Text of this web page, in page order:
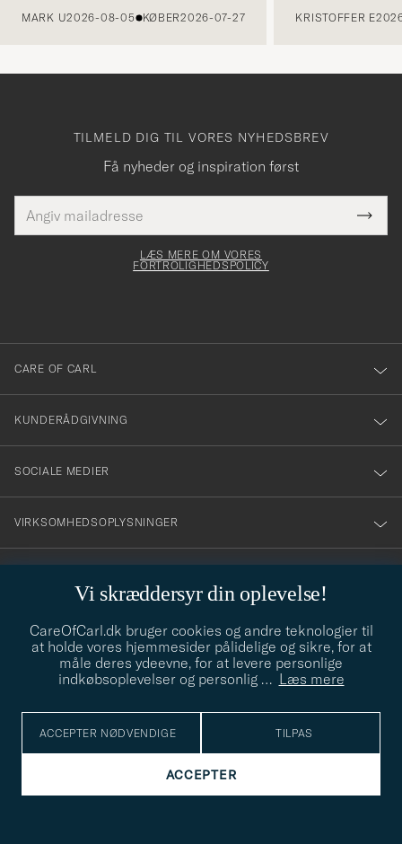
MARK U2026-08-05 KØBER2026-07-27 KRISTOFFER E
Vi skræddersyr din oplevelse!
CareOfCarl.dk bruger cookies og andre teknologier til
at holde vores hjemmesider pålidelige og sikre, for at
måle deres ydeevne, for at levere personlige
indkøbsoplevelser og personlig … Læs mere
ACCEPTER NØDVENDIGE TILPAS
ACCEPTER
TILMELD DIG TIL VORES NYHEDSBREV
Få nyheder og inspiration først
mailadresse
skal
Tack
för
dig
till
vårt
nyhetsbrev!
LÆS MERE OM VORES
FORTROLIGHEDSPOLICY
CARE OF CARL
KUNDERÅDGIVNING
SOCIALE MEDIER
VIRKSOMHEDSOPLYSNINGER
info@careofcarl.dk
Behøver du hjælp til at finde din stil? Lad os hjælpe dig, vi hjælper
gerne til!
STILRÅD